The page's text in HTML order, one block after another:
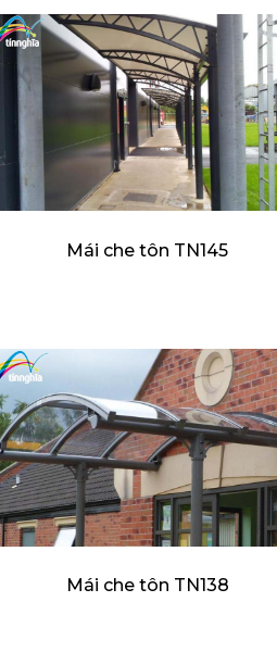
Mái che tôn TN145
Mái che tôn TN138